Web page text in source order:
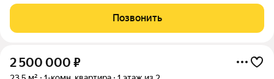
земле в центре Пятигорска. В квартире одна комната, кухня-
прихожая, помещение под санузел,
Позвонить
2 500 000 ₽